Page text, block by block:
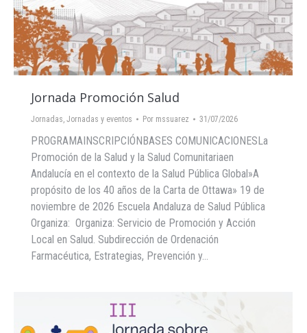
Jornada Promoción Salud
Jornadas, Jornadas y eventos Por mssuarez 31/07/2026
PROGRAMAINSCRIPCIÓNBASES COMUNICACIONESLa
Promoción de la Salud y la Salud Comunitariaen
Andalucía en el contexto de la Salud Pública Global»A
propósito de los 40 años de la Carta de Ottawa» 19 de
noviembre de 2026 Escuela Andaluza de Salud Pública
Organiza: Organiza: Servicio de Promoción y Acción
Local en Salud. Subdirección de Ordenación
Farmacéutica, Estrategias, Prevención y…